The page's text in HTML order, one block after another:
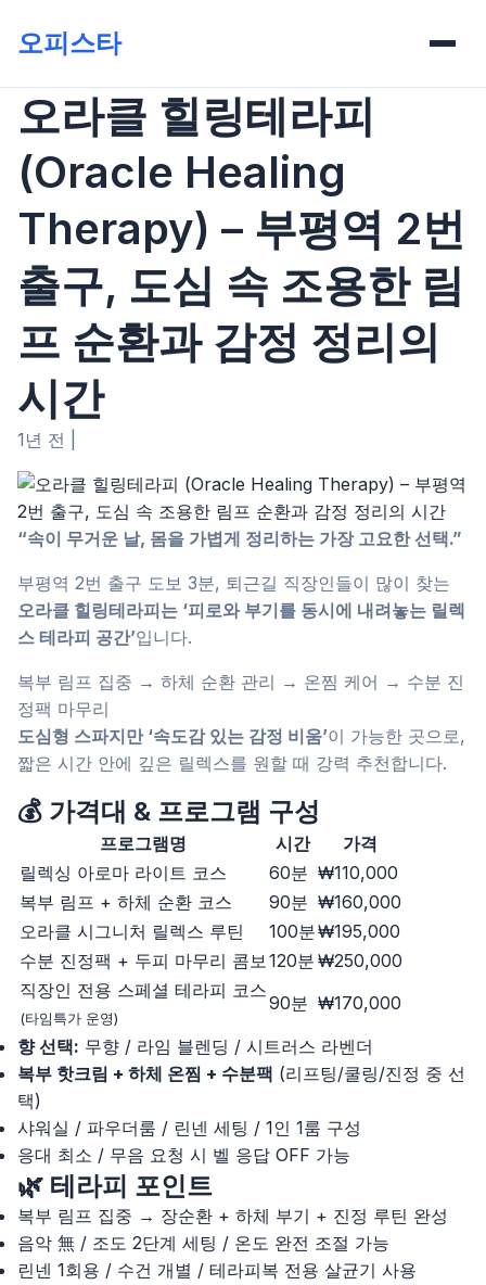
오피스타
오라클 힐링테라피
(Oracle Healing
Therapy) – 부평역 2번
출구, 도심 속 조용한 림
프 순환과 감정 정리의
시간
1년 전
“속이 무거운 날, 몸을 가볍게 정리하는 가장 고요한 선택.”
부평역 2번 출구 도보 3분, 퇴근길 직장인들이 많이 찾는
오라클 힐링테라피는 ‘피로와 부기를 동시에 내려놓는 릴렉
스 테라피 공간’입니다.
복부 림프 집중 → 하체 순환 관리 → 온찜 케어 → 수분 진
정팩 마무리
도심형 스파지만 ‘속도감 있는 감정 비움’이 가능한 곳으로,
짧은 시간 안에 깊은 릴렉스를 원할 때 강력 추천합니다.
💰 가격대 & 프로그램 구성
프로그램명 시간
가격
릴렉싱 아로마 라이트 코스
60분 ₩110,000
복부 림프 + 하체 순환 코스
90분 ₩160,000
오라클 시그니처 릴렉스 루틴
100분₩195,000
수분 진정팩 + 두피 마무리 콤보120분 ₩250,000
직장인 전용 스페셜 테라피 코스
(타임특가 운영)
90분 ₩170,000
향 선택: 무향 / 라임 블렌딩 / 시트러스 라벤더
복부 핫크림 + 하체 온찜 + 수분팩 (리프팅/쿨링/진정 중 선
택)
샤워실 / 파우더룸 / 린넨 세팅 / 1인 1룸 구성
응대 최소 / 무음 요청 시 벨 응답 OFF 가능
🌿 테라피 포인트
복부 림프 집중 → 장순환 + 하체 부기 + 진정 루틴 완성
음악 無 / 조도 2단계 세팅 / 온도 완전 조절 가능
린넨 1회용 / 수건 개별 / 테라피복 전용 살균기 사용